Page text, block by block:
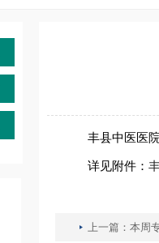
丰县中医医
详见附件：
上一篇： 本周